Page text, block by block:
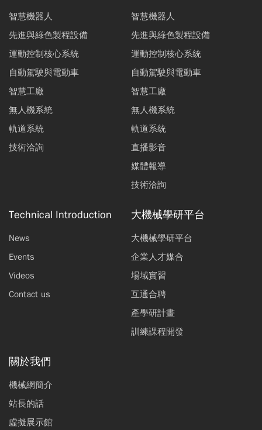
智慧機器人
先進與綠色製程設備
運動控制核心系統
自動駕駛與電動車
智慧工廠
無人機系統
軌道系統
技術洽詢
智慧機器人
先進與綠色製程設備
運動控制核心系統
自動駕駛與電動車
智慧工廠
無人機系統
軌道系統
直播影音
媒體報導
技術洽詢
Technical Introduction
News
Events
Videos
Contact us
大機械學研平台
大機械學研平台
企業人才媒合
場域實習
互通合聘
產學研計畫
訓練課程開發
關於我們
機械網簡介
站長的話
虛擬展示館